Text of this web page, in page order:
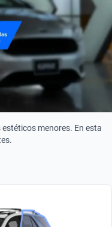
menores. En esta